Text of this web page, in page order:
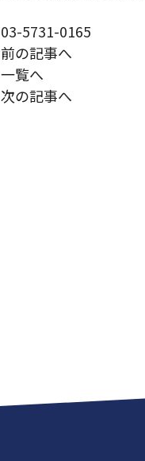
03-5731-0165
前の記事へ
一覧へ
次の記事へ